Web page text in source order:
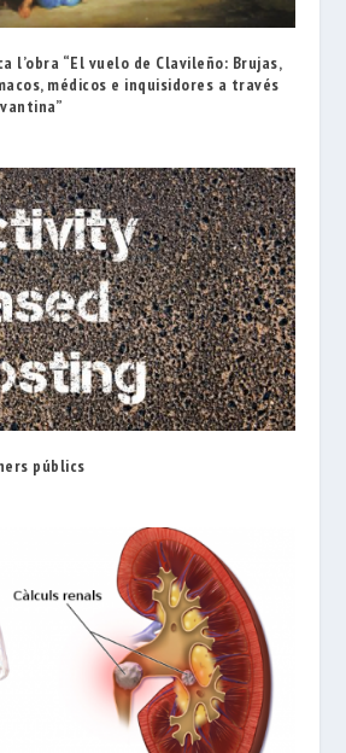
l’obra “El vuelo de Clavileño: Brujas,
médicos e inquisidores a través
públics